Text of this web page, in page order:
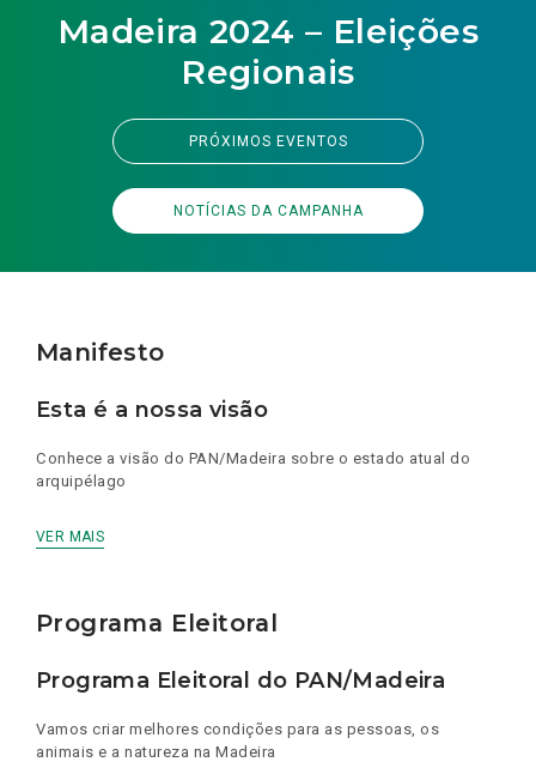
Madeira 2024 – Eleições
Regionais
PRÓXIMOS EVENTOS
NOTÍCIAS DA CAMPANHA
Manifesto
Esta é a nossa visão
Conhece a visão do PAN/Madeira sobre o estado atual do
arquipélago
VER MAIS
Programa Eleitoral
Programa Eleitoral do PAN/Madeira
Vamos criar melhores condições para as pessoas, os
animais e a natureza na Madeira